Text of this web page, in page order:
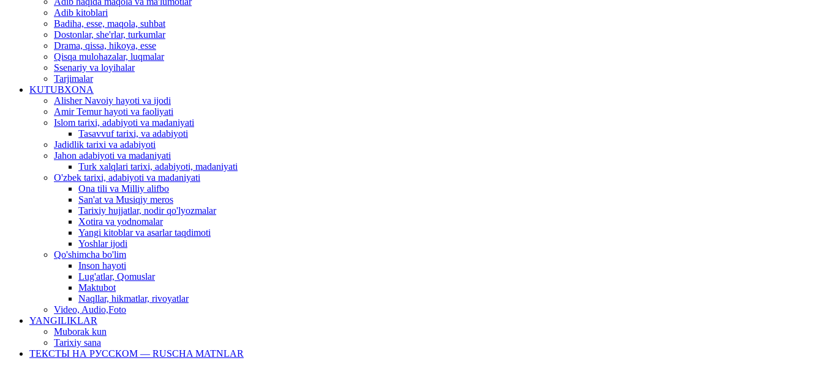
Adib kitoblari
Badiha, esse, maqola, suhbat
Dostonlar, she'rlar, turkumlar
Drama, qissa, hikoya, esse
Qisqa mulohazalar, luqmalar
Ssenariy va loyihalar
Tarjimalar
KUTUBXONA
Alisher Navoiy hayoti va ijodi
Amir Temur hayoti va faoliyati
Islom tarixi, adabiyoti va madaniyati
Tasavvuf tarixi, va adabiyoti
Jadidlik tarixi va adabiyoti
Jahon adabiyoti va madaniyati
Turk xalqlari tarixi, adabiyoti, madaniyati
O'zbek tarixi, adabiyoti va madaniyati
Ona tili va Milliy alifbo
San'at va Musiqiy meros
Tarixiy hujjatlar, nodir qo'lyozmalar
Xotira va yodnomalar
Yangi kitoblar va asarlar taqdimoti
Yoshlar ijodi
Qo'shimcha bo'lim
Inson hayoti
Lug'atlar, Qomuslar
Maktubot
Naqllar, hikmatlar, rivoyatlar
Video, Audio,Foto
YANGILIKLAR
Muborak kun
Tarixiy sana
ТЕКСТЫ НА РУССКОМ — RUSCHA MATNLAR